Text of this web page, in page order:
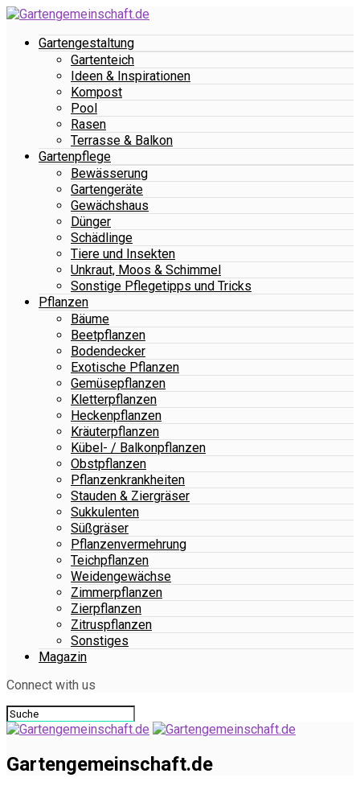
Gartengestaltung
Gartenteich
Ideen & Inspirationen
Kompost
Pool
Rasen
Terrasse & Balkon
Gartenpflege
Bewässerung
Gartengeräte
Gewächshaus
Dünger
Schädlinge
Tiere und Insekten
Unkraut, Moos & Schimmel
Sonstige Pflegetipps und Tricks
Pflanzen
Bäume
Beetpflanzen
Bodendecker
Exotische Pflanzen
Gemüsepflanzen
Kletterpflanzen
Heckenpflanzen
Kräuterpflanzen
Kübel- / Balkonpflanzen
Obstpflanzen
Pflanzenkrankheiten
Stauden & Ziergräser
Sukkulenten
Süßgräser
Pflanzenvermehrung
Teichpflanzen
Weidengewächse
Zimmerpflanzen
Zierpflanzen
Zitruspflanzen
Sonstiges
Magazin
Connect with us
Gartengemeinschaft.de